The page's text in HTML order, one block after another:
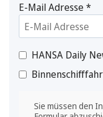
E-Mail Adresse*
HANSA Daily
Sie müssen den